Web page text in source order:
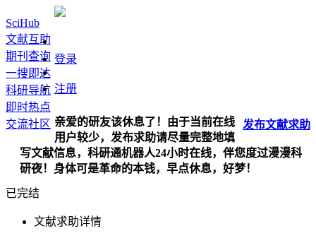
SciHub
文献互助
期刊查询
一搜即达
科研导航
即时热点
交流社区
登录
注册
发布文献求助
亲爱的研友该休息了！由于当前在线
用户较少，发布求助请尽量完整地填
写文献信息，科研通机器人24小时在线，伴您度过漫漫科
研夜！身体可是革命的本钱，早点休息，好梦！
已完结
文献求助详情